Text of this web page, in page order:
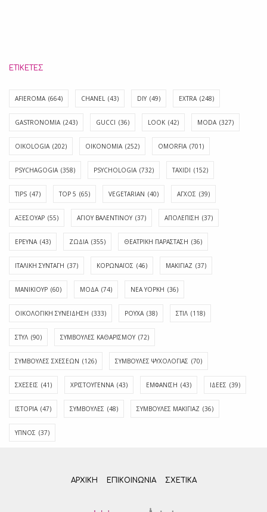
ΕΤΙΚΈΤΕΣ
AFIEROMA (664) CHANEL (43) DIY (49) EXTRA (248)
GASTRONOMIA (243) GUCCI (36) LOOK (42) MODA (327)
OIKOLOGIA (202) OIKONOMIA (252) OMORFIA (701)
PSYCHAGOGIA (358) PSYCHOLOGIA (732) TAXIDI (152)
TIPS (47) TOP 5 (65) VEGETARIAN (40) ΑΓΧΟΣ (39)
ΑΞΕΣΟΥΑΡ (55) ΑΓΊΟΥ ΒΑΛΕΝΤΊΝΟΥ (37) ΑΠΟΛΈΠΙΣΗ (37)
ΕΡΕΥΝΑ (43) ΖΩΔΙΑ (355) ΘΕΑΤΡΙΚΗ ΠΑΡΑΣΤΑΣΗ (36)
ΙΤΑΛΙΚΗ ΣΥΝΤΑΓΗ (37) ΚΟΡΩΝΑΪΟΣ (46) ΜΑΚΙΓΙΑΖ (37)
ΜΑΝΙΚΙΟΥΡ (60) ΜΟΔΑ (74) ΝΕΑ ΥΟΡΚΗ (36)
ΟΙΚΟΛΟΓΙΚΗ ΣΥΝΕΙΔΗΣΗ (333) ΡΟΥΧΑ (38) ΣΤΙΛ (118)
ΣΤΥΛ (90) ΣΥΜΒΟΥΛΕΣ ΚΑΘΑΡΙΣΜΟΥ (72)
ΣΥΜΒΟΥΛΕΣ ΣΧΕΣΕΩΝ (126) ΣΥΜΒΟΥΛΕΣ ΨΥΧΟΛΟΓΙΑΣ (70)
ΣΧΕΣΕΙΣ (41) ΧΡΙΣΤΟΥΓΕΝΝΑ (43) ΕΜΦΆΝΙΣΗ (43) ΙΔΈΕΣ (39)
ΙΣΤΟΡΊΑ (47) ΣΥΜΒΟΥΛΈΣ (48) ΣΥΜΒΟΥΛΈΣ ΜΑΚΙΓΙΆΖ (36)
ΎΠΝΟΣ (37)
ΑΡΧΙΚΗ ΕΠΙΚΟΙΝΩΝΊΑ ΣΧΕΤΙΚΆ